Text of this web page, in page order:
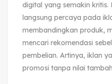
digital yang semakin kritis.
langsung percaya pada
membandingkan produk,
mencari rekomendasi
pembelian. Artinya, iklan
promosi tanpa nilai